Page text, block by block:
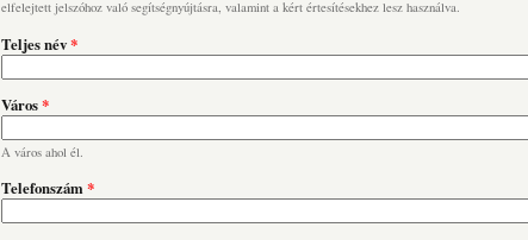
elfelejtett jelszóhoz való segítségnyújtásra, valamint a kért értesítésekhez lesz használva.
Teljes név*
Város*
A város ahol él.
Telefonszám*